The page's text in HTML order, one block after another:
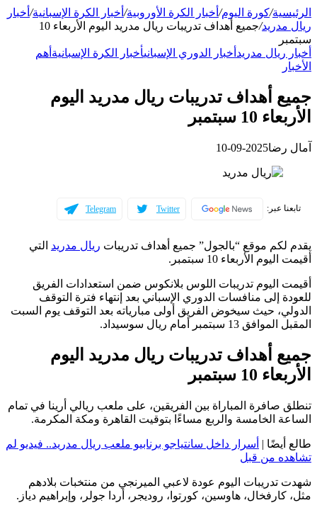
الرئيسية/كورة اليوم/ أخبار الكرة الأوروبية/ أخبار الكرة الإسبانية/ أخبار
ريال مدريد/
جميع أهداف تدريبات ريال مدريد اليوم الأربعاء 10
سبتمبر
أخبار ريال مدريد أخبار الدوري الإسبانيأخبار الكرة الإسبانية أهم
الأخبار
جميع أهداف تدريبات ريال مدريد اليوم
الأربعاء 10 سبتمبر
آمال رضا2025-09-10
تابعنا عبر: Twitter
Telegram
يقدم لكم موقع “بالجول” جميع أهداف تدريبات ريال مدريد التي
أقيمت اليوم الأربعاء 10 سبتمبر.
أقيمت اليوم تدريبات اللوس بلانكوس ضمن استعدادات الفريق
للعودة إلى منافسات الدوري الإسباني بعد إنتهاء فترة التوقف
الدولي، حيث سيخوض الفريق أولى مبارياته بعد التوقف يوم السبت
المقبل الموافق 13 سبتمبر أمام ريال سوسيداد.
جميع أهداف تدريبات ريال مدريد اليوم
الأربعاء 10 سبتمبر
تنطلق صافرة المباراة بين الفريقين، على ملعب ريالي أرينا في تمام
الساعة الخامسة والربع مساءًا بتوقيت القاهرة ومكة المكرمة.
طالع أيضًا | أسرار داخل سانتياجو برنابيو ملعب ريال مدريد.. فيديو لم
تشاهده من قبل
شهدت تدريبات اليوم عودة لاعبي الميرنجي من منتخبات بلادهم
مثل، كارفخال، هاوسين، كورتوا، روديجر، أردا جولر، وإبراهيم دياز.